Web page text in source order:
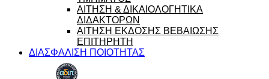
ΑΙΤΗΣΗ & ΔΙΚΑΙΟΛΟΓΗΤΙΚΑ
ΔΙΔΑΚΤΟΡΩΝ
ΑΙΤΗΣΗ ΕΚΔΟΣΗΣ ΒΕΒΑΙΩΣΗΣ
ΕΠΙΤΗΡΗΤΗ
ΔΙΑΣΦΑΛΙΣΗ ΠΟΙΟΤΗΤΑΣ